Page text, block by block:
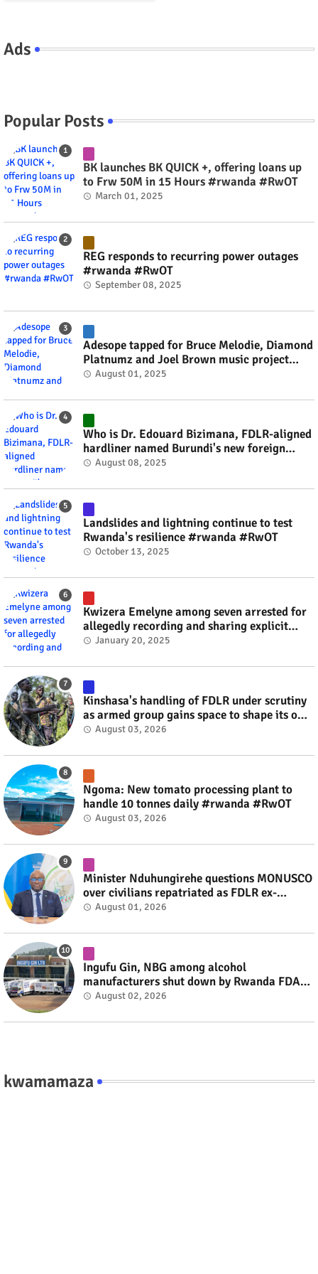
Ads
Popular Posts
BK launches BK QUICK +, offering loans up
to Frw 50M in 15 Hours #rwanda #RwOT
March 01, 2025
REG responds to recurring power outages
#rwanda #RwOT
September 08, 2025
Adesope tapped for Bruce Melodie, Diamond
Platnumz and Joel Brown music project
#rwanda #RwOT
August 01, 2025
Who is Dr. Edouard Bizimana, FDLR-aligned
hardliner named Burundi's new foreign
minister? #rwanda #RwOT
August 08, 2025
Landslides and lightning continue to test
Rwanda's resilience #rwanda #RwOT
October 13, 2025
Kwizera Emelyne among seven arrested for
allegedly recording and sharing explicit
videos #rwanda #RwOT
January 20, 2025
Kinshasa's handling of FDLR under scrutiny
as armed group gains space to shape its own
fate #rwanda #RwOT
August 03, 2026
Ngoma: New tomato processing plant to
handle 10 tonnes daily #rwanda #RwOT
August 03, 2026
Minister Nduhungirehe questions MONUSCO
over civilians repatriated as FDLR ex-
combatants #rwanda #RwOT
August 01, 2026
Ingufu Gin, NBG among alcohol
manufacturers shut down by Rwanda FDA
#rwanda #RwOT
August 02, 2026
kwamamaza